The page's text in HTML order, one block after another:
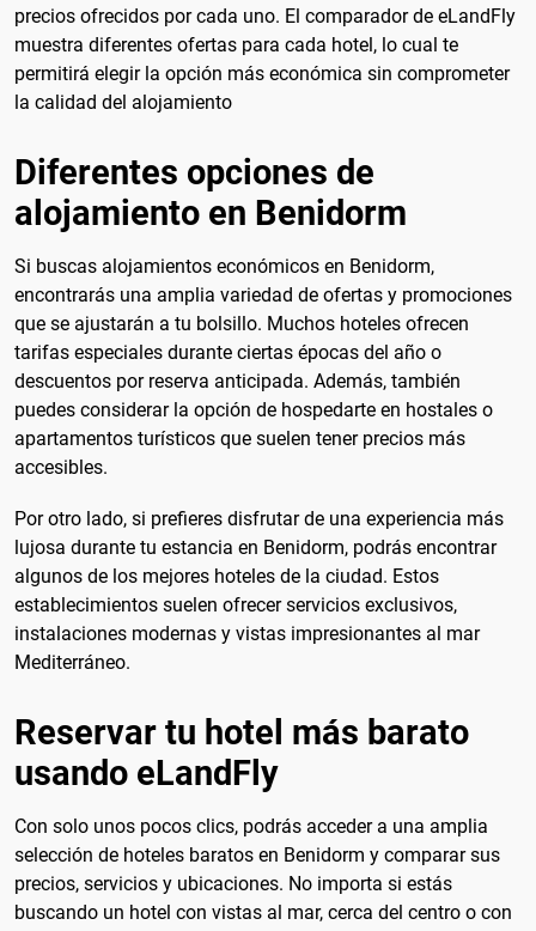
precios ofrecidos por cada uno. El comparador de eLandFly
muestra diferentes ofertas para cada hotel, lo cual te
permitirá elegir la opción más económica sin comprometer
la calidad del alojamiento
Diferentes opciones de
alojamiento en Benidorm
Si buscas alojamientos económicos en Benidorm,
encontrarás una amplia variedad de ofertas y promociones
que se ajustarán a tu bolsillo. Muchos hoteles ofrecen
tarifas especiales durante ciertas épocas del año o
descuentos por reserva anticipada. Además, también
puedes considerar la opción de hospedarte en hostales o
apartamentos turísticos que suelen tener precios más
accesibles.
Por otro lado, si prefieres disfrutar de una experiencia más
lujosa durante tu estancia en Benidorm, podrás encontrar
algunos de los mejores hoteles de la ciudad. Estos
establecimientos suelen ofrecer servicios exclusivos,
instalaciones modernas y vistas impresionantes al mar
Mediterráneo.
Reservar tu hotel más barato
usando eLandFly
Con solo unos pocos clics, podrás acceder a una amplia
selección de hoteles baratos en Benidorm y comparar sus
precios, servicios y ubicaciones. No importa si estás
buscando un hotel con vistas al mar, cerca del centro o con